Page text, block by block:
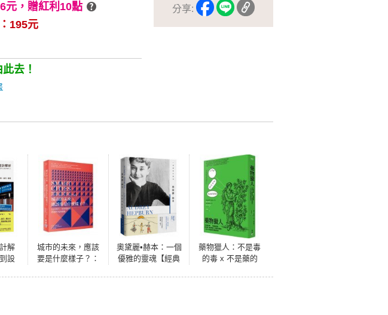
分享:
元， 贈紅利10點
195元
去！
解
設
城市的未來，應該
要是什麼樣子？：
奧黛麗•赫本：一個
優雅的靈魂【經典
藥物獵人：不是毒
的毒 x 不是藥的